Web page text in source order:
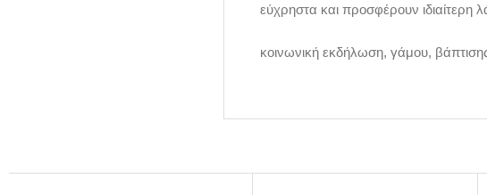
εύχρηστα και προσφέρουν ιδιαίτερη
κοινωνική εκδήλωση, γάμου,